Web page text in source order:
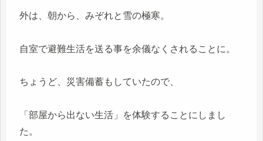
外は、朝から、みぞれと雪の極寒。
自室で避難生活を送る事を余儀なくされることに。
ちょうど、災害備蓄もしていたので、
「部屋から出ない生活」を体験することにしまし
た。